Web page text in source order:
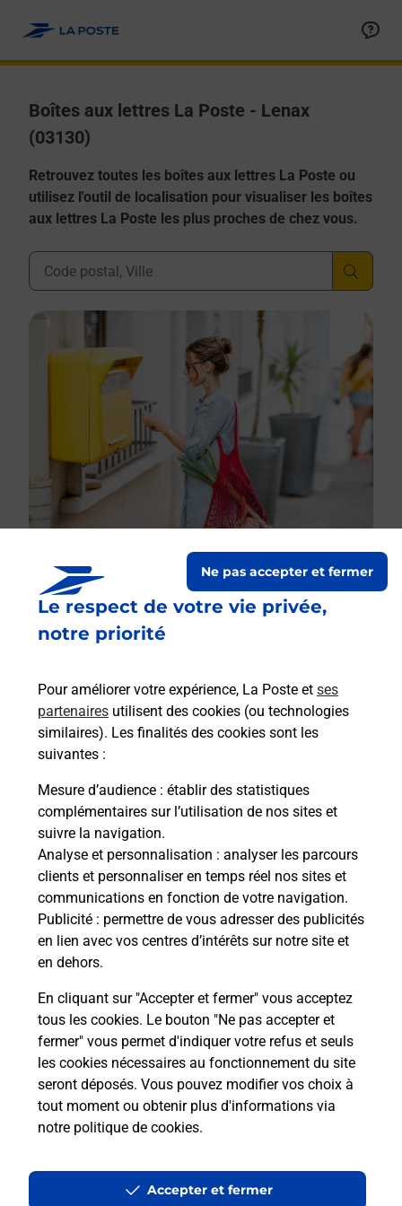
Le respect de votre vie privée,
notre priorité
Pour améliorer votre expérience, La Poste et ses
partenaires utilisent des cookies (ou technologies
similaires). Les finalités des cookies sont les
suivantes :
Mesure d’audience : établir des statistiques
complémentaires sur l’utilisation de nos sites et
suivre la navigation.
Analyse et personnalisation : analyser les parcours
clients et personnaliser en temps réel nos sites et
communications en fonction de votre navigation.
Publicité : permettre de vous adresser des publicités
en lien avec vos centres d’intérêts sur notre site et
en dehors.
En cliquant sur "Accepter et fermer" vous acceptez
tous les cookies. Le bouton "Ne pas accepter et
fermer" vous permet d'indiquer votre refus et seuls
les cookies nécessaires au fonctionnement du site
seront déposés. Vous pouvez modifier vos choix à
tout moment ou obtenir plus d'informations via
notre politique de cookies.
Ne pas accepter et fermer
Accepter et fermer
Boîtes aux lettres La Poste - Lenax
(03130)
Retrouvez toutes les boîtes aux lettres La Poste ou
utilisez l'outil de localisation pour visualiser les boîtes
aux lettres La Poste les plus proches de chez vous.
Ville, Département, Code Postal
Boîte aux lettres La Poste
Lieu Dit Le Bourg
03130 Lenax
Le lien s'ouvre dans un nouvel onglet
Boîte aux Lettres La Poste
Prochaine collecte du courrierlundià 09h00
Lieu Dit Vinzelles
03130 Lenax
Le lien s'ouvre dans un nouvel onglet
Localiser Liste Boîtes aux lettres Allier
Accessibilité : partiellement conforme